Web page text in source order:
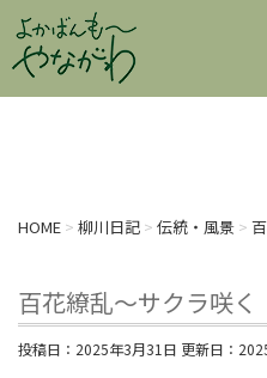
HOME > 柳川日記 > 伝統・風景 >
百花繚乱～サクラ咲く
投稿日：2025年3月31日 更新日：